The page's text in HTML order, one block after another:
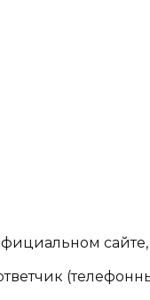
сайте,